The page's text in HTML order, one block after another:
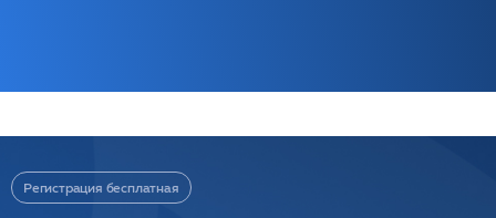
Регистрация бесплатная